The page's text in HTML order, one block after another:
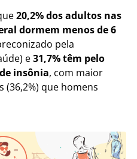
20,2% dos adultos nas
dormem menos de 6
pela
e31,7% têm pelo
insônia, com maior
que homens